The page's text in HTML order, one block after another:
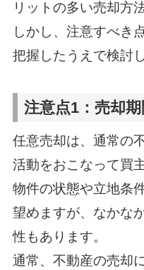
リットの多い売却方
しかし、注意すべき
把握したうえで検討
注意点1：売却
任意売却は、通常の
活動をおこなって買
物件の状態や立地条
望めますが、なかな
性もあります。
通常、不動産の売却